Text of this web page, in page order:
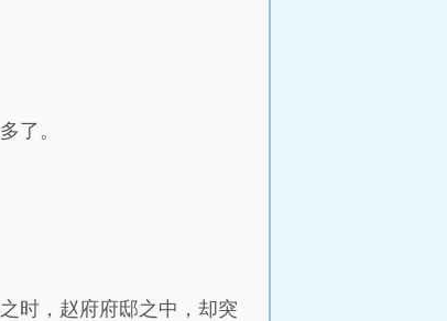
了。
时，赵府府邸之中，却突